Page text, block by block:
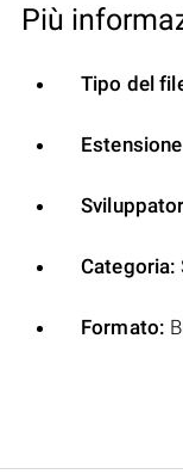
Più
Tipo del
Categoria:
Formato: